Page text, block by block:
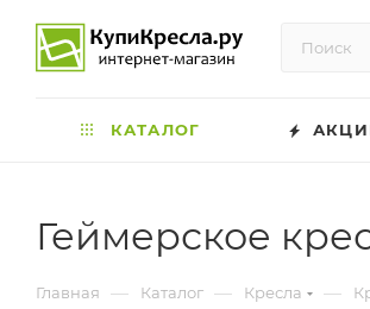
КАТАЛОГ
Геймерское
Главная — Каталог — Кресла —